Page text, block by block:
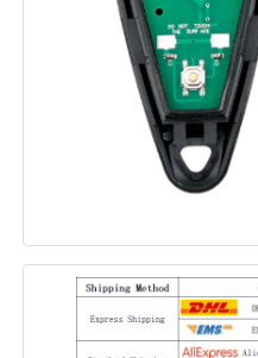
자동차 키
자동차 키 쉘
자동차 키 블레이드
싱글 앵글 밀링 커터
자동차 중요 프로그래머